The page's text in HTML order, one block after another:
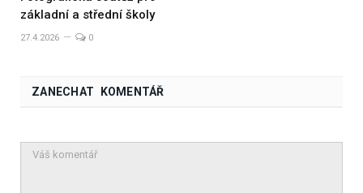
základní a střední školy
27.4.2026 0
ZANECHAT KOMENTÁŘ